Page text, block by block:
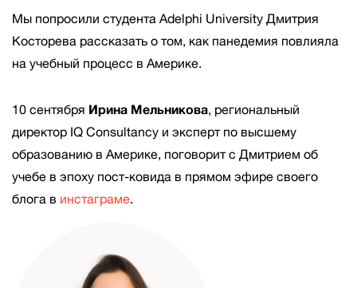
Мы попросили студента Adelphi University Дмитрия
Косторева рассказать о том, как панедемия повлияла
на учебный процесс в Америке.
10 сентября Ирина Мельникова, региональный
директор IQ Consultancy и эксперт по высшему
образованию в Америке, поговорит с Дмитрием об
учебе в эпоху пост-ковида в прямом эфире своего
блога в инстаграме.